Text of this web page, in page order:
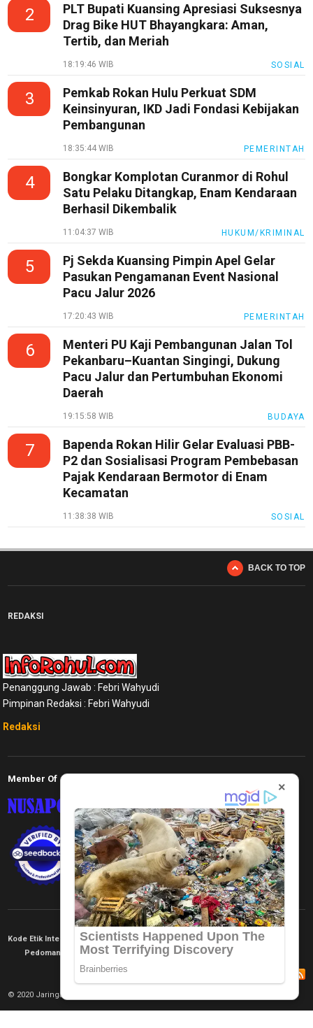
2
PLT Bupati Kuansing Apresiasi Suksesnya
Drag Bike HUT Bhayangkara: Aman,
Tertib, dan Meriah
18:19:46 WIB SOSIAL
3
Pemkab Rokan Hulu Perkuat SDM
Keinsinyuran, IKD Jadi Fondasi Kebijakan
Pembangunan
18:35:44 WIB PEMERINTAH
4
Bongkar Komplotan Curanmor di Rohul
Satu Pelaku Ditangkap, Enam Kendaraan
Berhasil Dikembalik
11:04:37 WIB HUKUM/KRIMINAL
5
Pj Sekda Kuansing Pimpin Apel Gelar
Pasukan Pengamanan Event Nasional
Pacu Jalur 2026
17:20:43 WIB PEMERINTAH
6
Menteri PU Kaji Pembangunan Jalan Tol
Pekanbaru–Kuantan Singingi, Dukung
Pacu Jalur dan Pertumbuhan Ekonomi
Daerah
19:15:58 WIB BUDAYA
7
Bapenda Rokan Hilir Gelar Evaluasi PBB-
P2 dan Sosialisasi Program Pembebasan
Pajak Kendaraan Bermotor di Enam
Kecamatan
11:38:38 WIB SOSIAL
BACK TO TOP
REDAKSI
Penanggung Jawab : Febri Wahyudi
Pimpinan Redaksi : Febri Wahyudi
Redaksi
Member Of
Kode Etik Internal KEJ Disclaimer
Tentang Kami
Pedoman Media Siber
Redaksi
© 2020 Jaringan Informasi. All rights reserved.
×